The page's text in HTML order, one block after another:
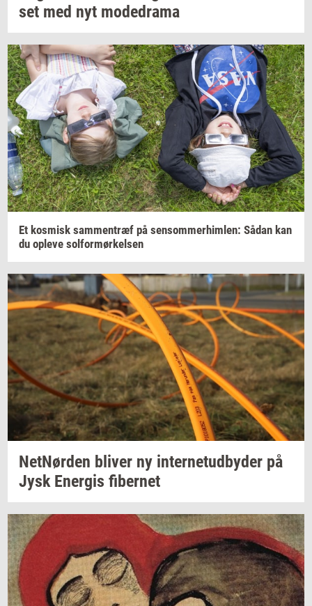
set med nyt mo­de­d­ra­ma
Et kos­misk sam­men­træf på sen­som­mer­him­len: Sådan kan
du op­le­ve sol­for­mør­kel­sen
Net­Nør­den bli­ver ny in­ter­ne­tud­by­der på
Jysk Ener­gis fi­ber­net